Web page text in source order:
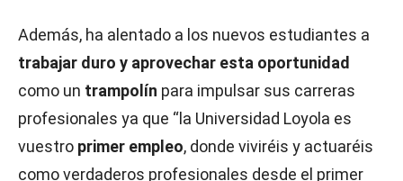
Además, ha alentado a los nuevos estudiantes a
trabajar duro y aprovechar esta oportunidad
como un trampolín para impulsar sus carreras
profesionales ya que “la Universidad Loyola es
vuestro primer empleo, donde viviréis y actuaréis
como verdaderos profesionales desde el primer